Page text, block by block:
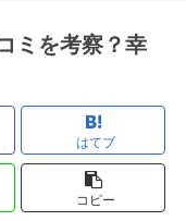
ミを考察？幸
はてブ
コピー